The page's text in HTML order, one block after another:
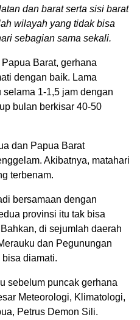
dan barat serta sisi barat
wilayah yang tidak bisa
sebagian sama sekali.
Barat, gerhana
dengan baik. Lama
1-1,5 jam dengan
bulan berkisar 40-50
dan Papua Barat
Akibatnya, matahari
terbenam.
bersamaan dengan
provinsi itu tak bisa
di sejumlah daerah
dan Pegunungan
diamati.
sebelum puncak gerhana
Meteorologi, Klimatologi,
Petrus Demon Sili.